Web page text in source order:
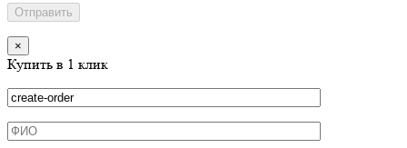
×
Купить в 1 клик